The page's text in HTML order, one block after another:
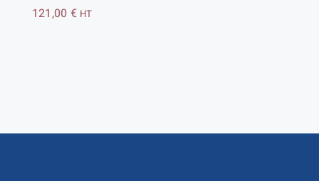
121,00 € HT